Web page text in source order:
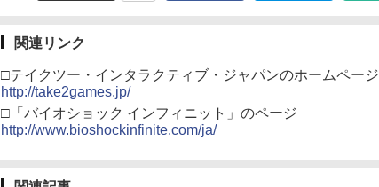
関連リンク
□テイクツー・インタラクティブ・ジャパンのホームページ
http://take2games.jp/
□「バイオショック インフィニット」のページ
http://www.bioshockinfinite.com/ja/